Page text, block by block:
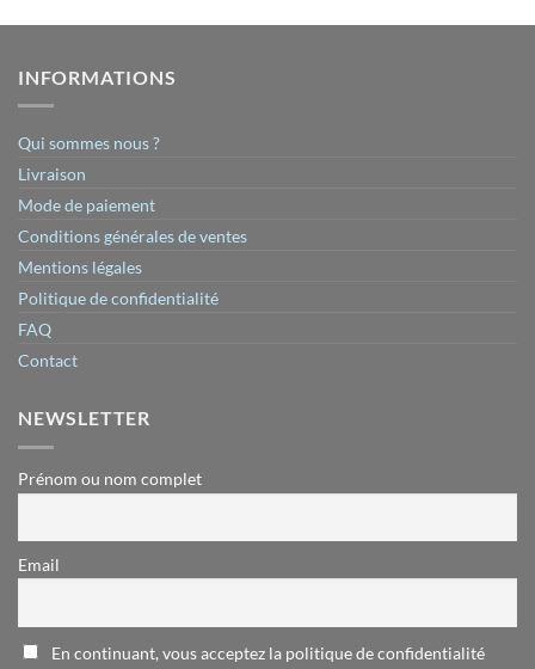
INFORMATIONS
Qui sommes nous ?
Livraison
Mode de paiement
Conditions générales de ventes
Mentions légales
Politique de confidentialité
FAQ
Contact
NEWSLETTER
Prénom ou nom complet
Email
En continuant, vous acceptez la politique de confidentialité